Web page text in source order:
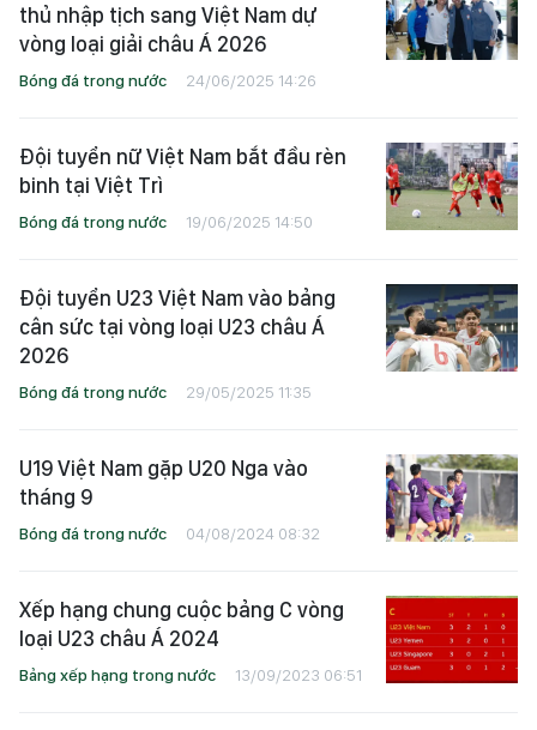
thủ nhập tịch sang Việt Nam dự
vòng loại giải châu Á 2026
Bóng đá trong nước 24/06/2025 14:26
Đội tuyển nữ Việt Nam bắt đầu rèn
binh tại Việt Trì
Bóng đá trong nước 19/06/2025 14:50
Đội tuyển U23 Việt Nam vào bảng
cân sức tại vòng loại U23 châu Á
2026
Bóng đá trong nước 29/05/2025 11:35
U19 Việt Nam gặp U20 Nga vào
tháng 9
Bóng đá trong nước 04/08/2024 08:32
Xếp hạng chung cuộc bảng C vòng
loại U23 châu Á 2024
Bảng xếp hạng trong nước 13/09/2023 06:51